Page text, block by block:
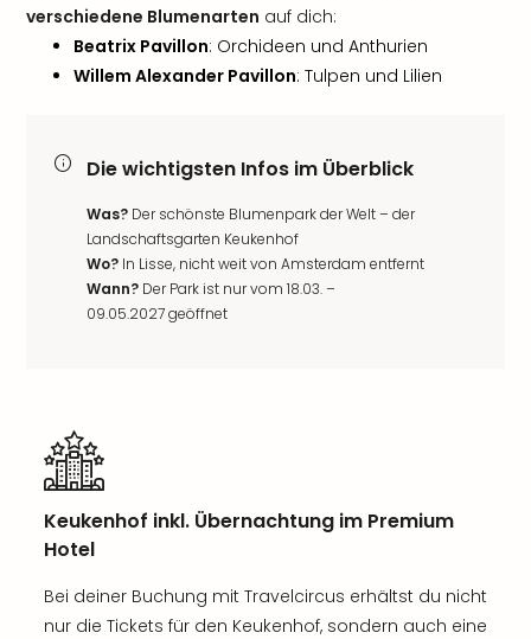
verschiedene Blumenarten auf dich:
Beatrix Pavillon: Orchideen und Anthurien
Willem Alexander Pavillon: Tulpen und Lilien
Die wichtigsten Infos im Überblick
Was? Der schönste Blumenpark der Welt – der
Landschaftsgarten Keukenhof
Wo? In Lisse, nicht weit von Amsterdam entfernt
Wann? Der Park ist nur vom 18.03. –
09.05.2027 geöffnet
Keukenhof inkl. Übernachtung im Premium
Hotel
Bei deiner Buchung mit Travelcircus erhältst du nicht
nur die Tickets für den Keukenhof, sondern auch eine